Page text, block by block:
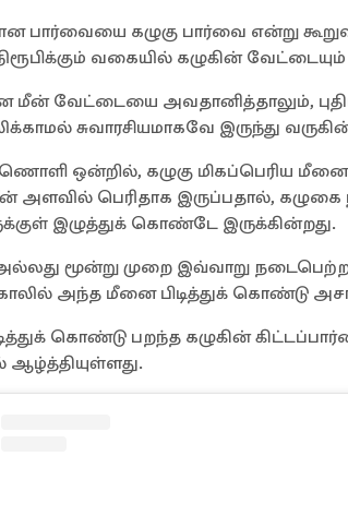
பார்வையை கழுகு பார்வை என்று
வகையில் கழுகின் வேட்டையும்
மீன் வேட்டையை அவதானித்தாலும், புதிய
சுவாரசியமாகவே இருந்து
ஒன்றில், கழுகு மிகப்பெரிய
அளவில் பெரிதாக இருப்பதால், கழுகை
இழுத்துக் கொண்டே இருக்கின்றது.
மூன்று முறை இவ்வாறு நடைபெற்ற
அந்த மீனை பிடித்துக் கொண்டு
கொண்டு பறந்த கழுகின்
ஆழ்த்தியுள்ளது.